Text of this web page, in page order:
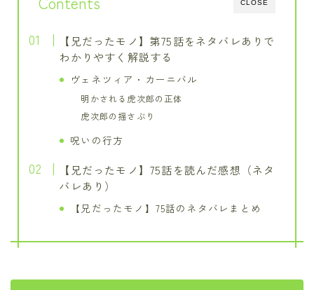
CLOSE
【兄だったモノ】第75話をネタバレありで
わかりやすく解説する
ヴェネツィア・カーニバル
明かされる虎次郎の正体
虎次郎の揺さぶり
呪いの行方
【兄だったモノ】75話を読んだ感想（ネタ
バレあり）
【兄だったモノ】75話のネタバレまとめ